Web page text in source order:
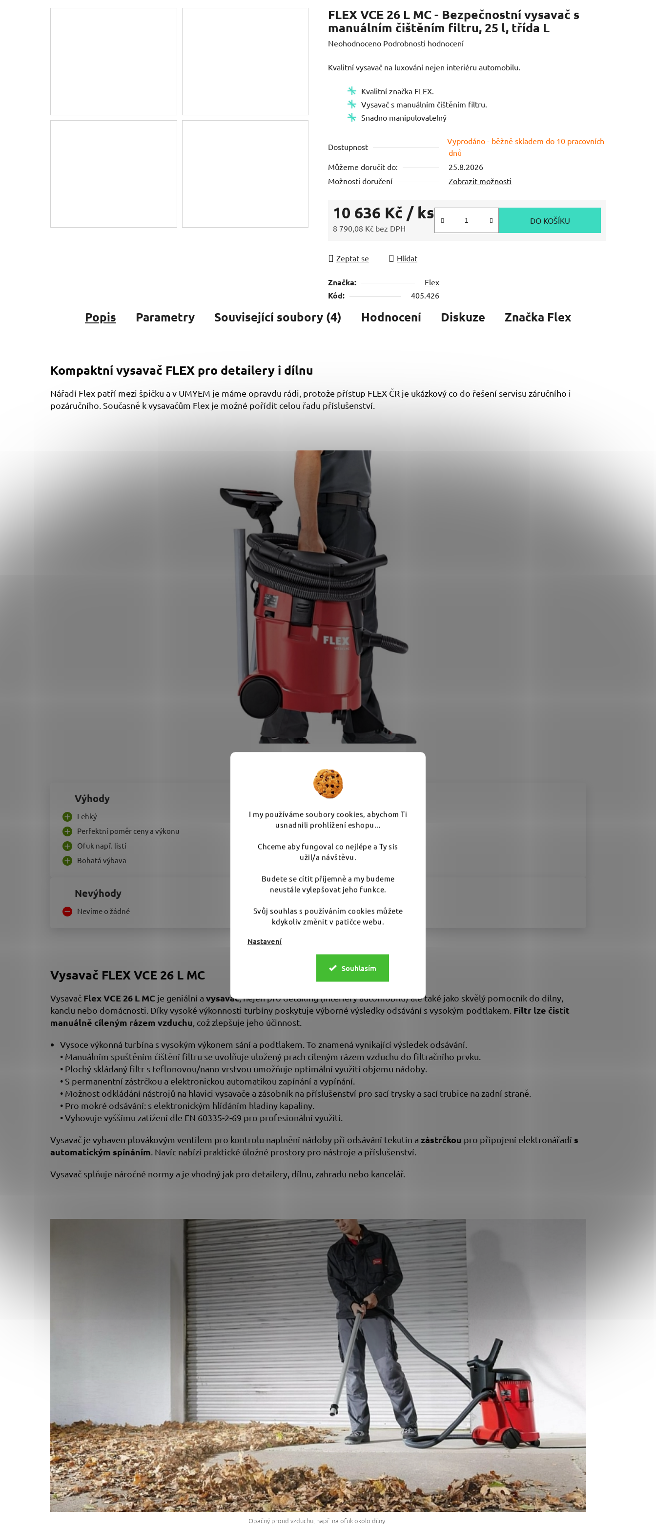
I my používáme soubory cookies, abychom Ti
usnadnili prohlížení eshopu...
Chceme aby fungoval co nejlépe a Ty sis
užil/a návštěvu.
Budete se cítit příjemně a my budeme
neustále vylepšovat jeho funkce.
Svůj souhlas s používáním cookies můžete
kdykoliv změnit v patičce webu.
Nastavení
Souhlasím
FLEX VCE 26 L MC - Bezpečnostní vysavač s
manuálním čištěním filtru, 25 l, třída L
Průměrné
produktu
Neohodnoceno Podrobnosti hodnocení
Kvalitní vysavač na luxování nejen interiéru automobilu.
Kvalitní značka FLEX.
Vysavač s manuálním čištěním filtru.
Snadno manipulovatelný
Dostupnost
Vyprodáno - běžně skladem do 10 pracovních
dnů
Můžeme doručit do:
25.8.2026
Možnosti doručení
Zobrazit možnosti
10 636 Kč / ks
8 790,08 Kč bez DPH
DO KOŠÍKU
Zeptat se Hlídat
Značka: Flex
Kód: 405.426
Popis Parametry Související soubory (4) Hodnocení Diskuze Značka Flex
Kompaktní vysavač FLEX pro detailery i dílnu
Nářadí Flex patří mezi špičku a v UMYEM je máme opravdu rádi, protože přístup FLEX ČR je ukázkový co do řešení servisu záručního i
pozáručního. Současně k vysavačům Flex je možné pořídit celou řadu příslušenství.
Výhody
Lehký
Perfektní poměr ceny a výkonu
Ofuk např. listí
Bohatá výbava
Nevýhody
Nevíme o žádné
Vysavač FLEX VCE 26 L MC
Vysavač Flex VCE 26 L MC je geniální a vysavač, nejen pro detailing (interiéry automobilů) ale také jako skvělý pomocník do dílny,
kanclu nebo domácnosti. Díky vysoké výkonnosti turbíny poskytuje výborné výsledky odsávání s vysokým podtlakem. Filtr lze čistit
manuálně cíleným rázem vzduchu , což zlepšuje jeho účinnost.
Vysoce výkonná turbína s vysokým výkonem sání a podtlakem. To znamená vynikající výsledek odsávání.
• Manuálním spuštěním čištění filtru se uvolňuje uložený prach cíleným rázem vzduchu do filtračního prvku.
• Plochý skládaný filtr s teflonovou/nano vrstvou umožňuje optimální využití objemu nádoby.
• S permanentní zástrčkou a elektronickou automatikou zapínání a vypínání.
• Možnost odkládání nástrojů na hlavici vysavače a zásobník na příslušenství pro sací trysky a sací trubice na zadní straně.
• Pro mokré odsávání: s elektronickým hlídáním hladiny kapaliny.
• Vyhovuje vyššímu zatížení dle EN 60335-2-69 pro profesionální využití.
Vysavač je vybaven plovákovým ventilem pro kontrolu naplnění nádoby při odsávání tekutin a zástrčkou pro připojení elektronářadí s
automatickým spínáním . Navíc nabízí praktické úložné prostory pro nástroje a příslušenství.
Vysavač splňuje náročné normy a je vhodný jak pro detailery, dílnu, zahradu nebo kancelář.
Opačný proud vzduchu, např. na ofuk okolo dílny.